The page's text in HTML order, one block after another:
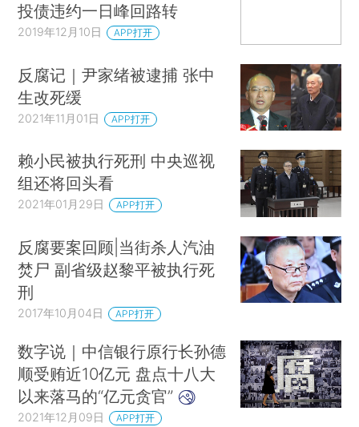
投债违约一日峰回路转
2019年12月10日 APP打开
反腐记｜尹家绪被逮捕 张中
生改死缓
2021年11月01日 APP打开
赖小民被执行死刑 中央巡视
组还将回头看
2021年01月29日 APP打开
反腐要案回顾|当街杀人汽油
焚尸 副省级赵黎平被执行死
刑
2017年10月04日 APP打开
数字说｜中信银行原行长孙德
顺受贿近10亿元 盘点十八大
以来落马的“亿元贪官”
2021年12月09日 APP打开